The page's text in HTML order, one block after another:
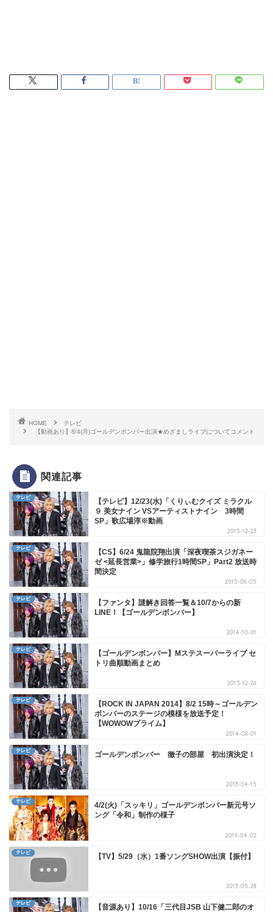
HOME
テレビ
【動画あり】8/4(月)ゴールデンボンバー出演★めざましライブについてコメント
関連記事
テレビ
【テレビ】12/23(水)「くりぃむクイズ ミラクル
９ 美女ナイン VSアーティストナイン 3時間
SP」歌広場淳※動画
2015-12-23
テレビ
【CS】6/24 鬼龍院翔出演「深夜喫茶スジガネー
ゼ <延長営業>」修学旅行1時間SP」Part2 放送時
間決定
2015-06-05
テレビ
【ファンタ】謎解き回答一覧＆10/7からの新
LINE！【ゴールデンボンバー】
2014-10-01
テレビ
【ゴールデンボンバー】Mステスーパーライブ セ
トリ曲順動画まとめ
2015-12-26
テレビ
【ROCK IN JAPAN 2014】8/2 15時～ゴールデン
ボンバーのステージの模様を放送予定！
【WOWOWプライム】
2014-08-01
テレビ ゴールデンボンバー 徹子の部屋 初出演決定！
2013-04-15
テレビ
4/2(火)「スッキリ」ゴールデンボンバー新元号ソ
ング「令和」制作の様子
2019-04-02
テレビ 【TV】5/29（水）1番ソングSHOW出演【振付】
2013-05-28
テレビ 【音源あり】10/16「三代目JSB 山下健二郎のオ